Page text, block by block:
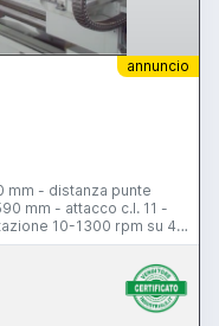
annuncio
mm - distanza punte
mm - attacco c.l. 11 -
10-1300 rpm su 4
mm - torretta
- attacco
- evacuatore trucioli -
scorrevole - terza